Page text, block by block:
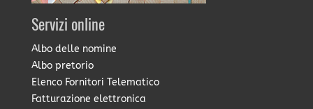
Servizi online
Albo delle nomine
Albo pretorio
Elenco Fornitori Telematico
Fatturazione elettronica